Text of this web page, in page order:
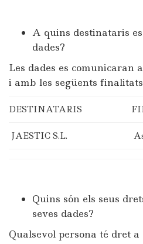
A quins destinataris
dades?
Les dades es comunicaran
i amb les següents
DESTINATARIS
JAESTIC S.L.
Quins són els seus
seves dades?
Qualsevol persona té dret